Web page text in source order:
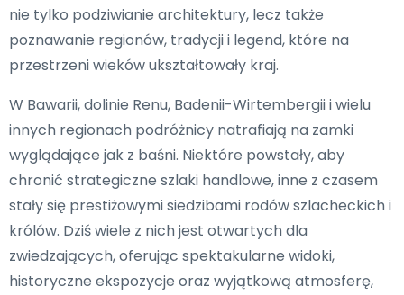
nie tylko podziwianie architektury, lecz także
poznawanie regionów, tradycji i legend, które na
przestrzeni wieków ukształtowały kraj.
W Bawarii, dolinie Renu, Badenii-Wirtembergii i wielu
innych regionach podróżnicy natrafiają na zamki
wyglądające jak z baśni. Niektóre powstały, aby
chronić strategiczne szlaki handlowe, inne z czasem
stały się prestiżowymi siedzibami rodów szlacheckich i
królów. Dziś wiele z nich jest otwartych dla
zwiedzających, oferując spektakularne widoki,
historyczne ekspozycje oraz wyjątkową atmosferę,